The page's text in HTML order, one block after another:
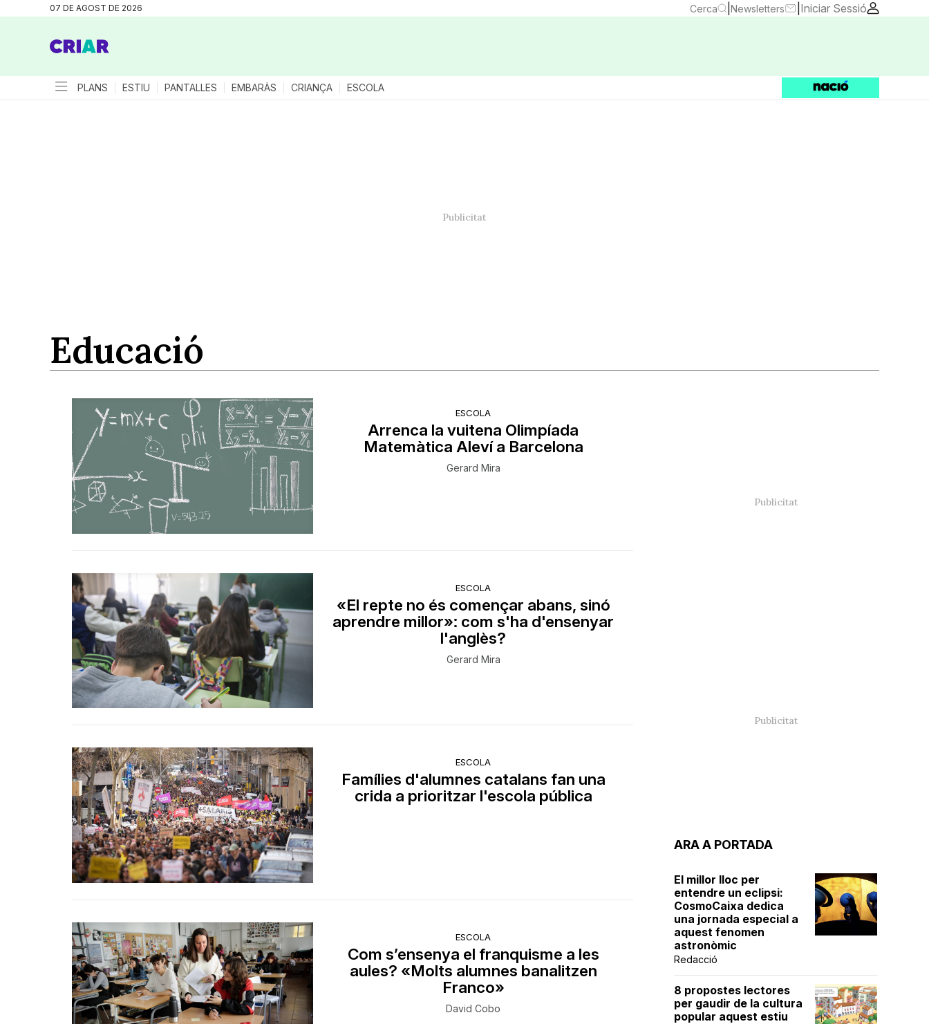
07 DE AGOST DE 2026 Cerca Newsletters Iniciar Sessió
PLANS ESTIU PANTALLES EMBARÀS CRIANÇA ESCOLA
educació
ESCOLA
Arrenca la vuitena Olimpíada
Matemàtica Aleví a Barcelona
Gerard Mira
ESCOLA
«El repte no és començar abans, sinó
aprendre millor»: com s'ha d'ensenyar
l'anglès?
Gerard Mira
ESCOLA
Famílies d'alumnes catalans fan una
crida a prioritzar l'escola pública
ESCOLA
Com s’ensenya el franquisme a les
aules? «Molts alumnes banalitzen
Franco»
David Cobo
ARA A PORTADA
El millor lloc per
entendre un eclipsi:
CosmoCaixa dedica
una jornada especial a
aquest fenomen
astronòmic
Redacció
8 propostes lectores
per gaudir de la cultura
popular aquest estiu